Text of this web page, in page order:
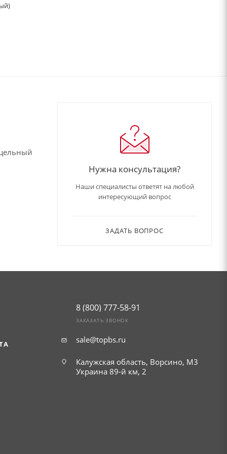
Нужна консультация?
Наши специалисты ответят на любой
интересующий вопрос
ЗАДАТЬ ВОПРОС
8 (800) 777-58-91
ЗАКАЗАТЬ ЗВОНОК
sale@topbs.ru
Калужская область, Ворсино, М3
Украина 89-й км, 2